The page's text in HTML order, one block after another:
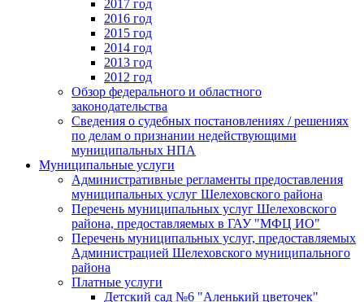
2017 год
2016 год
2015 год
2014 год
2013 год
2012 год
Обзор федерального и областного
законодательства
Сведения о судебных постановлениях / решениях
по делам о признании недействующими
муниципальных НПА
Муниципальные услуги
Административные регламенты предоставления
муниципальных услуг Шелеховского района
Перечень муниципальных услуг Шелеховского
района, предоставляемых в ГАУ "МФЦ ИО"
Перечень муниципальных услуг, предоставляемых
Администрацией Шелеховского муниципального
района
Платные услуги
Детский сад №6 "Аленький цветочек"